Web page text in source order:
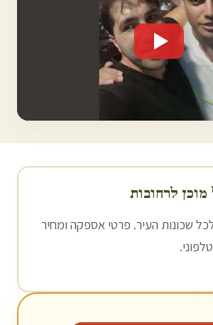
לרחובות
שכונות העיר. פרטי אספקה ומחיר